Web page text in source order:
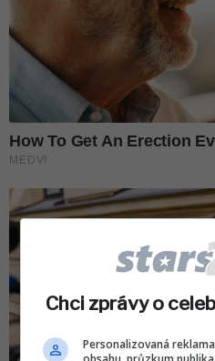
Chci zprávy o
Personalizovaná